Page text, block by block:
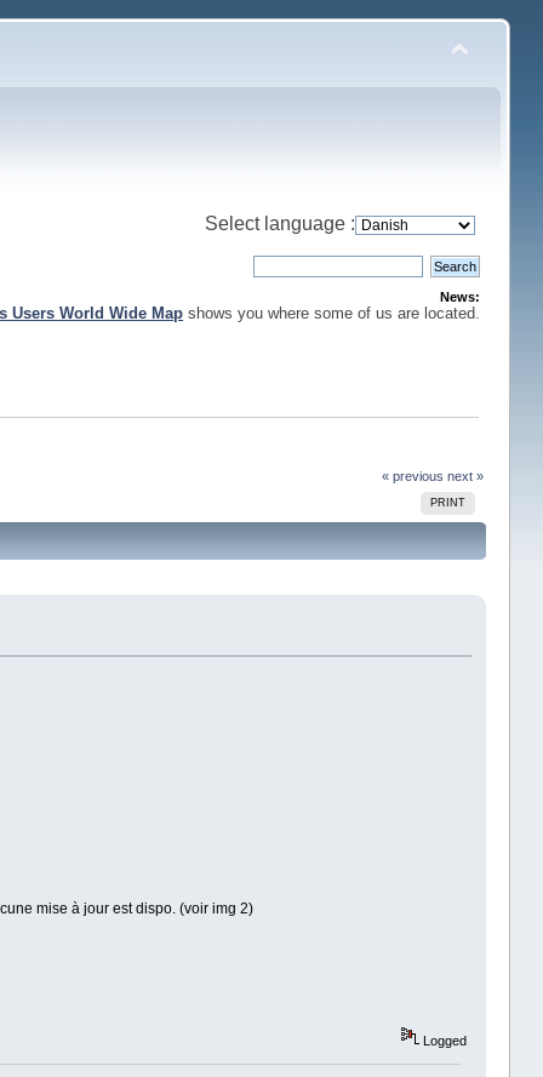
Select language :
News:
Users World Wide Map shows you where some of us are located.
« previous next »
PRINT
mise à jour est dispo. (voir img 2)
Logged